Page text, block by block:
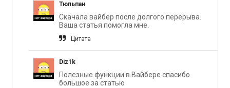
Тюльпан
Скачала вайбер после долгого перерыва.
Ваша статья помогла мне.
Цитата
Diz1k
Полезные функции в Вайбере спасибо
большое за статью